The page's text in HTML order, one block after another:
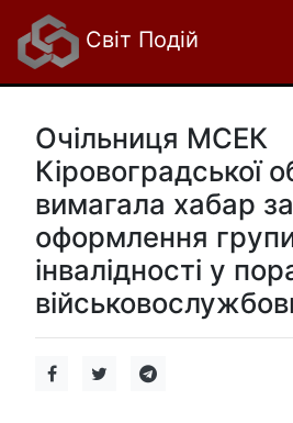
Світ Подій
Очільниця МСЕК
Кіровоградської
вимагала хабар за
оформлення
інвалідності у